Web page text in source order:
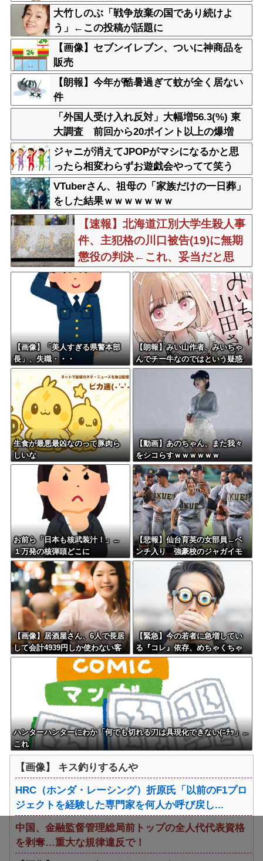
大竹しのぶ「戦争放棄の国であり続けよ
う」←この投稿が話題に
【画像】セブンイレブン、ついに神商品を
販売
【朗報】今年が酷暑過ぎて蚊が全く居ない
件
「外国人受け入れ反対」大幅増56.3(%) 東
大調査 前回から20ポイント以上の爆増
ジャニが消えてJPOPがマシになるかと思
ったら相変わらずお遊戯会やってて笑う
VTuberさん、祖母の「家族だけの一日葬」
をした結果ｗｗｗｗｗｗｗ
【速報】北海道江別大学生殺人事
件、主犯格の川口被告(19)に無期
懲役の判決←これ、妥当だと思
う？？？？？？
【画像】「美人すぎる県警本部
長」、失職・・・
【朗報】みい山作者、みいちゃ
んでチー牛なのではという疑惑
が生まれるwwwwwww
生食が最悪最凶なのって豚肉ら
しいな
【動画】あのちゃん、また我々
をシコらすｗｗｗｗｗｗ
お前ら「日本も核武装汁！」←
１万発の核弾頭どこに
【悲報】仙台育英の女部員←ベ
ンチ入り 強豪校のジャガイモ
ダンサー←ベンチ外
【画像】居酒屋さん、6人で長居
して会計4939円しか使わない客
にお気持ち表明してしまう←コ
レどっちが悪いん
や？？？？？？
【緊急】今の若者に急増してい
る『コレ』依存、めちゃくちゃ
深刻な模様w w w w w w w w w
w
ハンターハンターにわか「何でも切れる刀は具現化できない(ﾆﾁｯ」←
これ
【画像】 キス釣りするんや
HRC（ホンダ・レーシング）折原氏「以前のF1プロ
ジェクトを経験した専門家を何人か呼び戻し...
中国、金融監督管理総局前トップの全人代代表資格
を剥奪…重大な規律違反で！